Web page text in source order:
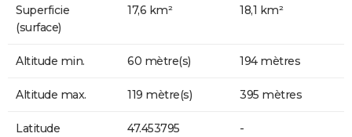
Superficie
(surface)
17,6 km² 18,1 km²
Altitude min. 60 mètre(s) 194 mètres
Altitude max. 119 mètre(s) 395 mètres
Latitude 47.453795 -